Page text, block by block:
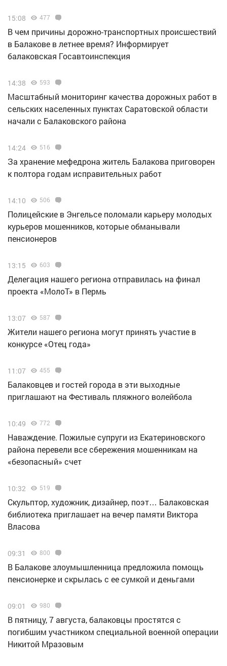
15:08 477
В чем причины дорожно-транспортных происшествий
в Балакове в летнее время? Информирует
балаковская Госавтоинспекция
14:38 593
Масштабный мониторинг качества дорожных работ в
сельских населенных пунктах Саратовской области
начали с Балаковского района
14:24 516
За хранение мефедрона житель Балакова приговорен
к полтора годам исправительных работ
14:10 506
Полицейские в Энгельсе поломали карьеру молодых
курьеров мошенников, которые обманывали
пенсионеров
13:15 603
Делегация нашего региона отправилась на финал
проекта «МолоТ» в Пермь
13:07 587
Жители нашего региона могут принять участие в
конкурсе «Отец года»
11:07 455
Балаковцев и гостей города в эти выходные
приглашают на Фестиваль пляжного волейбола
10:49 772
Наваждение. Пожилые супруги из Екатериновского
района перевели все сбережения мошенникам на
«безопасный» счет
10:32 519
Скульптор, художник, дизайнер, поэт… Балаковская
библиотека приглашает на вечер памяти Виктора
Власова
09:31 800
В Балакове злоумышленница предложила помощь
пенсионерке и скрылась с ее сумкой и деньгами
09:01 980
В пятницу, 7 августа, балаковцы простятся с
погибшим участником специальной военной операции
Никитой Мразовым